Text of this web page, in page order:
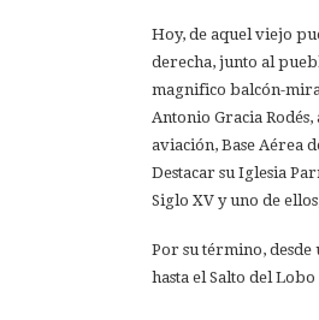
Hoy, de aquel viejo
derecha, junto al
magnifico balcón-
Antonio Gracia
aviación, Base Aérea
Destacar su Iglesia
Siglo XV y uno de
Por su término, desde
hasta el Salto del